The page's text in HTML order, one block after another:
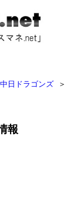
中日ドラゴンズ
＞
報